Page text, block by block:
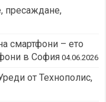
пресаждане,
смартфони – ето
в София 04.06.2026
от Технополис,